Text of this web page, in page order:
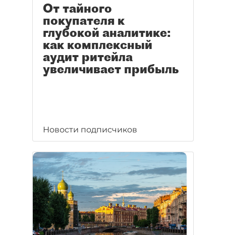
От тайного
покупателя к
глубокой аналитике:
как комплексный
аудит ритейла
увеличивает прибыль
Новости подписчиков